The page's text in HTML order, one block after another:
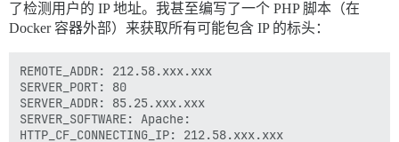
了检测用户的 IP 地址。我甚至编写了一个 PHP 脚本（在
Docker 容器外部）来获取所有可能包含 IP 的标头：
REMOTE_ADDR: 212.58.xxx.xxx
SERVER_PORT: 80
SERVER_ADDR: 85.25.xxx.xxx
SERVER_SOFTWARE: Apache:
HTTP_CF_CONNECTING_IP: 212.58.xxx.xxx